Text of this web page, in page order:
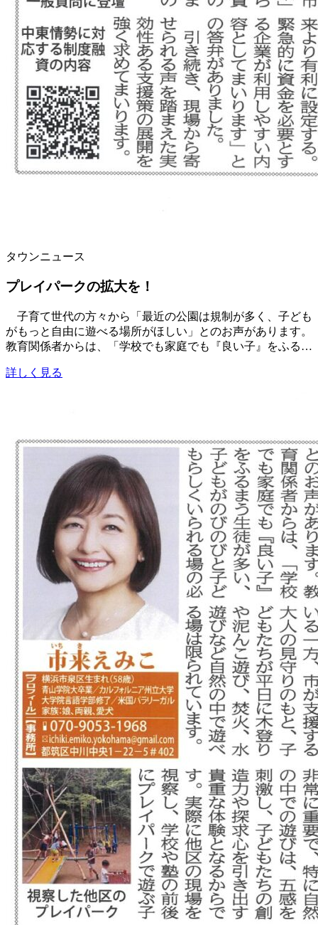
タウンニュース
プレイパークの拡大を！
子育て世代の方々から「最近の公園は規制が多く、子ども
がもっと自由に遊べる場所がほしい」とのお声があります。
教育関係者からは、「学校でも家庭でも『良い子』をふる…
詳しく見る